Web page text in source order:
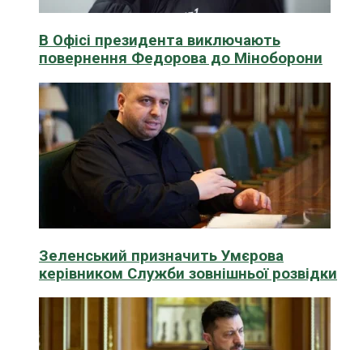
В Офісі президента виключають
повернення Федорова до Міноборони
Зеленський призначить Умєрова
керівником Служби зовнішньої розвідки